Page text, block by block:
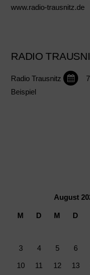
www.radio-trausnitz.de
RADIO
Radio Trausnitz
Beispiel
August
M D M D
3 4 5 6
10 11 12 13